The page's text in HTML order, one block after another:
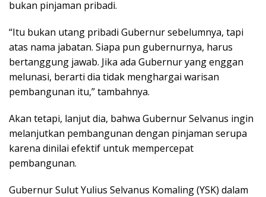
bukan pinjaman pribadi.
“Itu bukan utang pribadi Gubernur sebelumnya, tapi
atas nama jabatan. Siapa pun gubernurnya, harus
bertanggung jawab. Jika ada Gubernur yang enggan
melunasi, berarti dia tidak menghargai warisan
pembangunan itu,” tambahnya.
Akan tetapi, lanjut dia, bahwa Gubernur Selvanus ingin
melanjutkan pembangunan dengan pinjaman serupa
karena dinilai efektif untuk mempercepat
pembangunan.
Gubernur Sulut Yulius Selvanus Komaling (YSK) dalam